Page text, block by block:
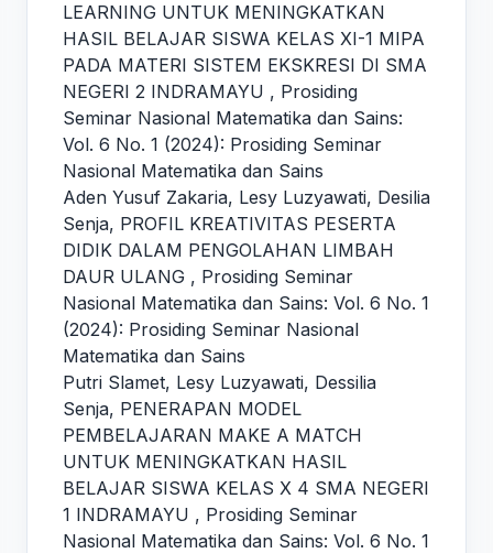
LEARNING UNTUK MENINGKATKAN
HASIL BELAJAR SISWA KELAS XI-1 MIPA
PADA MATERI SISTEM EKSKRESI DI SMA
NEGERI 2 INDRAMAYU , Prosiding
Seminar Nasional Matematika dan Sains:
Vol. 6 No. 1 (2024): Prosiding Seminar
Nasional Matematika dan Sains
Aden Yusuf Zakaria, Lesy Luzyawati, Desilia
Senja, PROFIL KREATIVITAS PESERTA
DIDIK DALAM PENGOLAHAN LIMBAH
DAUR ULANG , Prosiding Seminar
Nasional Matematika dan Sains: Vol. 6 No. 1
(2024): Prosiding Seminar Nasional
Matematika dan Sains
Putri Slamet, Lesy Luzyawati, Dessilia
Senja, PENERAPAN MODEL
PEMBELAJARAN MAKE A MATCH
UNTUK MENINGKATKAN HASIL
BELAJAR SISWA KELAS X 4 SMA NEGERI
1 INDRAMAYU , Prosiding Seminar
Nasional Matematika dan Sains: Vol. 6 No. 1